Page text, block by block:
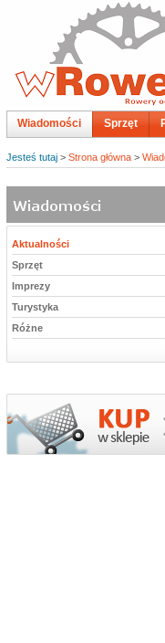
Wiadomości Sprzęt
Jesteś tutaj > Strona główna >
Aktualności
Sprzęt
Imprezy
Turystyka
Różne